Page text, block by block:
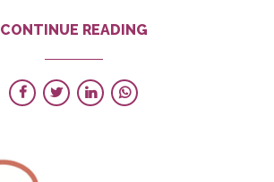
CONTINUE READING